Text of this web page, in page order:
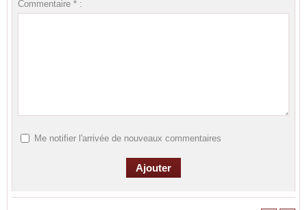
Commentaire * :
Me notifier l'arrivée de nouveaux commentaires